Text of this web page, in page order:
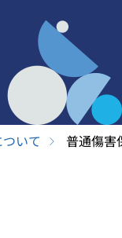
いて 普通傷害